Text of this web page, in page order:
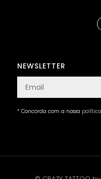
NEWSLETTER
* Concorda com a nossa